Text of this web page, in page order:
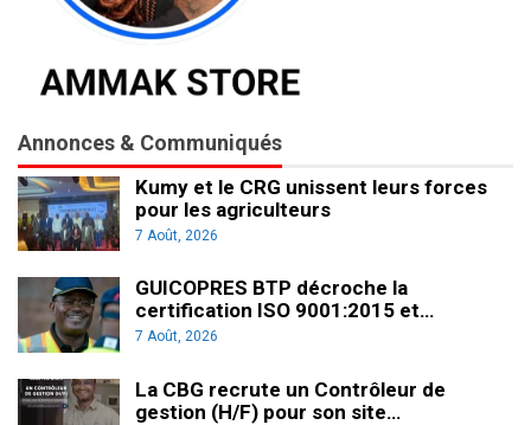
Annonces & Communiqués
Kumy et le CRG unissent leurs forces
pour les agriculteurs
7 Août, 2026
GUICOPRES BTP décroche la
certification ISO 9001:2015 et…
7 Août, 2026
La CBG recrute un Contrôleur de
gestion (H/F) pour son site…